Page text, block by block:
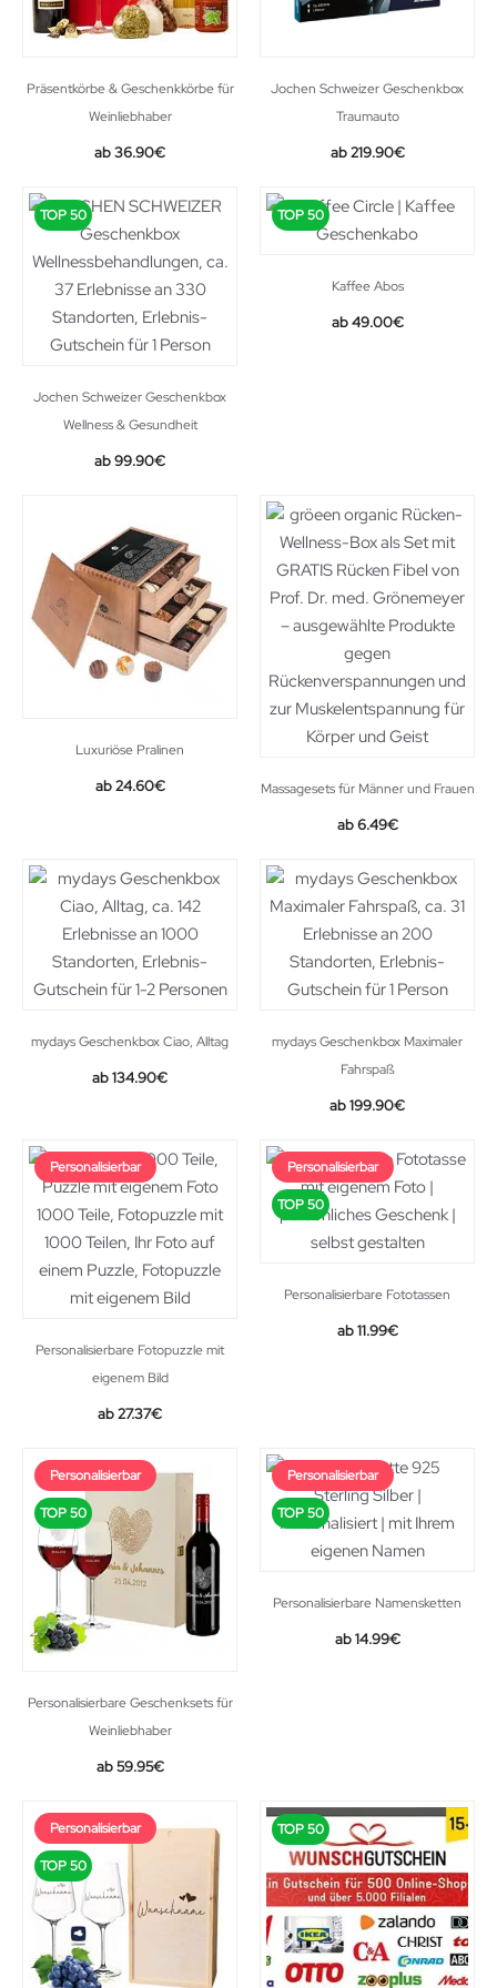
Präsentkörbe & Geschenkkörbe für
Weinliebhaber
36.90€
Jochen Schweizer Geschenkbox
Traumauto
219.90€
TOP 50
Jochen Schweizer Geschenkbox
Wellness & Gesundheit
99.90€
TOP 50
Kaffee Abos
49.00€
Luxuriöse Pralinen
Original
24.60€Current
Massagesets für Männer und Frauen
6.49€
mydays Geschenkbox Ciao, Alltag
134.90€
mydays Geschenkbox Maximaler
Fahrspaß
199.90€
Personalisierbar
Personalisierbare Fotopuzzle mit
eigenem Bild
27.37€
Personalisierbar
TOP 50
Personalisierbare Fototassen
11.99€
Personalisierbar
TOP 50
Personalisierbare Geschenksets für
Weinliebhaber
59.95€
Personalisierbar
TOP 50
Personalisierbare Namensketten
14.99€
Personalisierbar
TOP 50
TOP 50